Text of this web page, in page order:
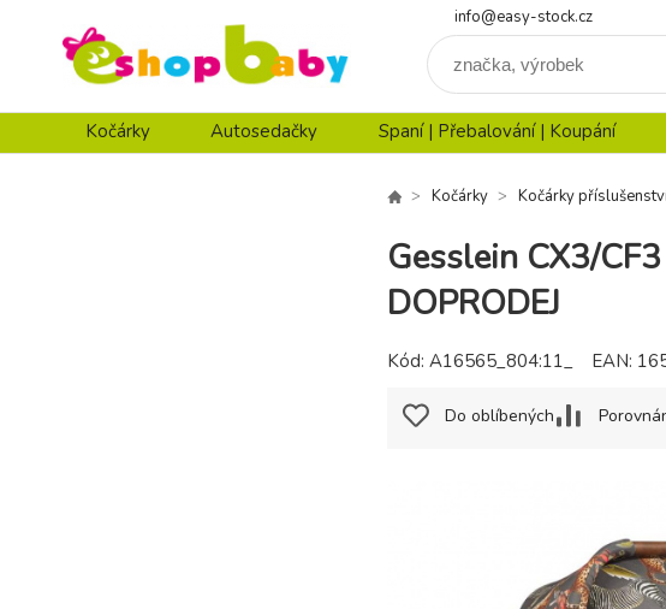
info@easy-stock.cz
Kočárky Autosedačky Spaní | Přebalování | Koupání
Kočárky Kočárky
Gesslein CX3/
DOPRODEJ
Kód: A16565_804:11_ EAN:
Do oblíbených